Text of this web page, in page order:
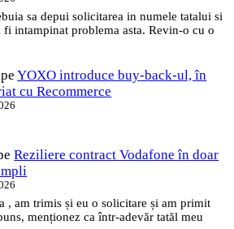
sa depui solicitarea in numele tatalui si
fi intampinat problema asta. Revin-o cu o
YOXO introduce buy-back-ul, în
cu Recommerce
Reziliere contract Vodafone în doar
, am trimis și eu o solicitare și am primit
menționez ca într-adevăr tatăl meu